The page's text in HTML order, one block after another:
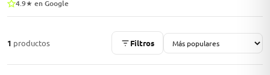
Apple
→
→
4.9★ en Google
1 productos Filtros